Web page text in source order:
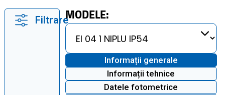
FiltrareMODELE:
Informații generale
Informații tehnice
Datele fotometrice